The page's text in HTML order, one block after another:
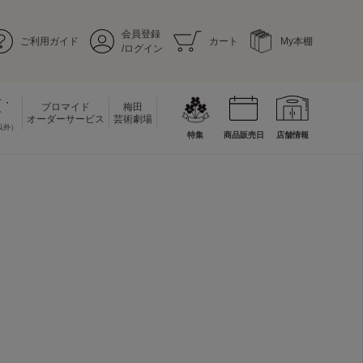
ご利用ガイド
会員登録
/ログイン
カート My本棚
）
ブロマイド
オーダーサービス
梅田
芸術劇場
特集 商品販売日 店舗情報